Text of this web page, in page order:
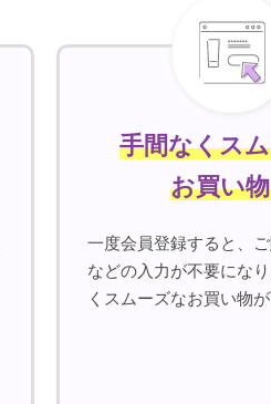
手間なくス
お買い
一度会員登録すると、
などの入力が不要にな
くスムーズなお買い物が